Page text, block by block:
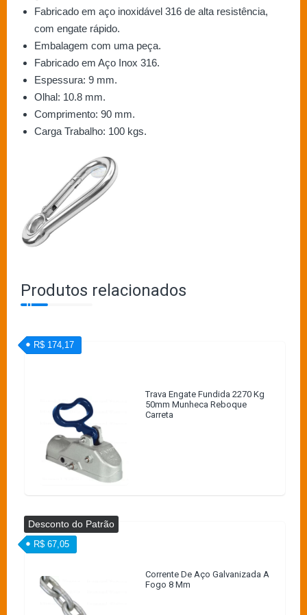
Fabricado em aço inoxidável 316 de alta resistência,
com engate rápido.
Embalagem com uma peça.
Fabricado em Aço Inox 316.
Espessura: 9 mm.
Olhal: 10.8 mm.
Comprimento: 90 mm.
Carga Trabalho: 100 kgs.
Produtos relacionados
Trava Engate Fundida 2270 Kg
50mm Munheca Reboque
Carreta
R$ 174,17
Desconto do Patrão
Corrente De Aço Galvanizada A
Fogo 8 Mm
R$ 67,05